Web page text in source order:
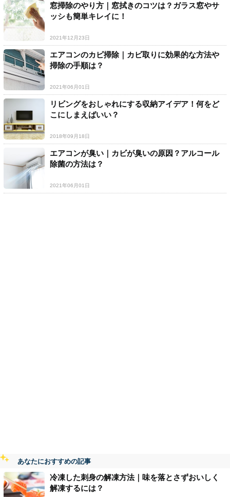
窓掃除のやり方｜窓拭きのコツは？ガラス窓やサ
ッシも簡単キレイに！
2021年12月23日
エアコンのカビ掃除｜カビ取りに効果的な方法や
掃除の手順は？
2021年06月01日
リビングをおしゃれにする収納アイデア！何をど
こにしまえばいい？
2018年09月18日
エアコンが臭い｜カビが臭いの原因？アルコール
除菌の方法は？
2021年06月01日
あなたにおすすめの記事
冷凍した刺身の解凍方法｜味を落とさずおいしく
解凍するには？